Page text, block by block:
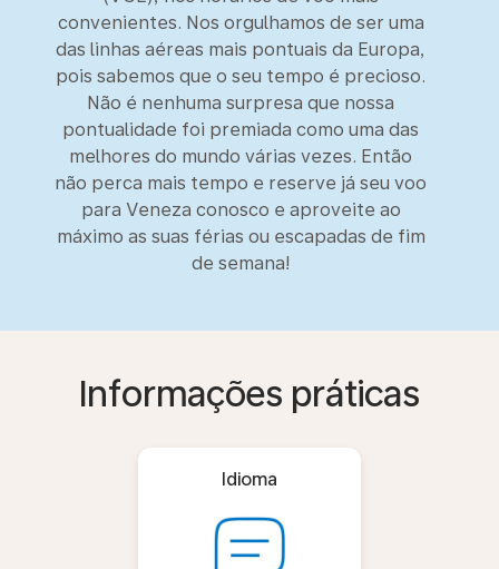
convenientes. Nos orgulhamos de ser uma
das linhas aéreas mais pontuais da Europa,
pois sabemos que o seu tempo é precioso.
Não é nenhuma surpresa que nossa
pontualidade foi premiada como uma das
melhores do mundo várias vezes. Então
não perca mais tempo e reserve já seu voo
para Veneza conosco e aproveite ao
máximo as suas férias ou escapadas de fim
de semana!
Informações práticas
Idioma